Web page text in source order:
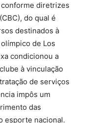
diretrizes
do qual é
destinados à
de Los
condicionou a
à vinculação
de serviços
impôs um
das
esporte nacional.